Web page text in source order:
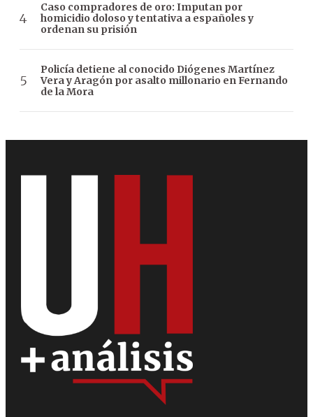
Caso compradores de oro: Imputan por
homicidio doloso y tentativa a españoles y
ordenan su prisión
Policía detiene al conocido Diógenes Martínez
Vera y Aragón por asalto millonario en Fernando
de la Mora